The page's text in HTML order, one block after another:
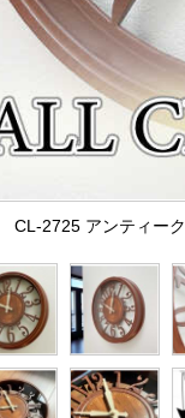
CL-2725 アンティー